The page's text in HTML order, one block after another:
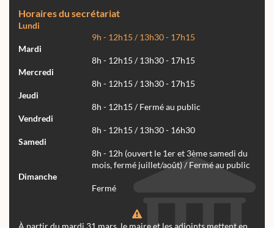
Horaires du secrétariat
Lundi
9h - 12h15 / 13h30 - 17h15
Mardi
8h - 12h15 / 13h30 - 17h15
Mercredi
8h - 12h15 / 13h30 - 17h15
Jeudi
8h - 12h15 / Fermé au public
Vendredi
8h - 12h15 / 13h30 - 16h30
Samedi
8h - 12h (ouvert le 1er et 3ème samedi du
mois, fermé juillet/août) / Fermé au public
Dimanche
Fermé